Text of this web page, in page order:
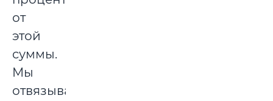
от
этой
суммы.
Мы
отвязываем